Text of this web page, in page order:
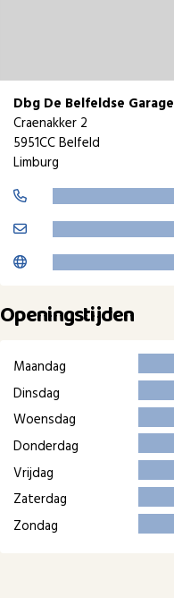
Dbg De Belfeldse Garage
Craenakker 2
5951CC Belfeld
Limburg
Openingstijden
Maandag
Dinsdag
Woensdag
Donderdag
Vrijdag
Zaterdag
Zondag